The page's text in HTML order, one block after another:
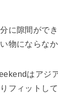
に隙間がで
物にならなか
はアジ
フィットして